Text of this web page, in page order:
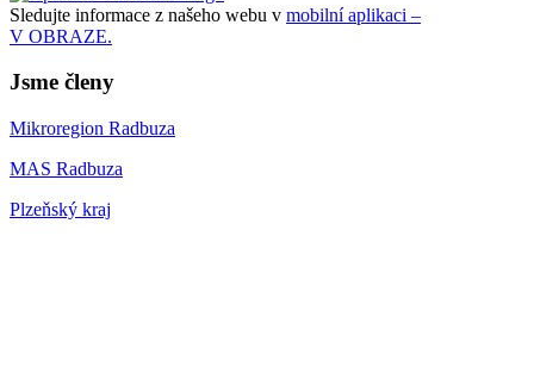
Sledujte informace z našeho webu v mobilní aplikaci –
V OBRAZE.
Jsme členy
Mikroregion Radbuza
MAS Radbuza
Plzeňský kraj